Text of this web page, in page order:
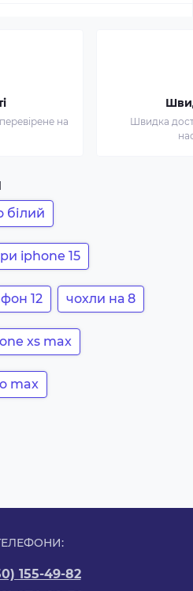
на
Швидка
білий
iphone 15
12 чохли на 8
xs max
max
155-49-82